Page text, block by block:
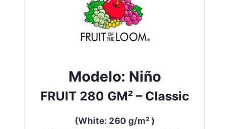
Modelo: Niño
FRUIT 280 GM²– Classic
(White: 260 g/m² )